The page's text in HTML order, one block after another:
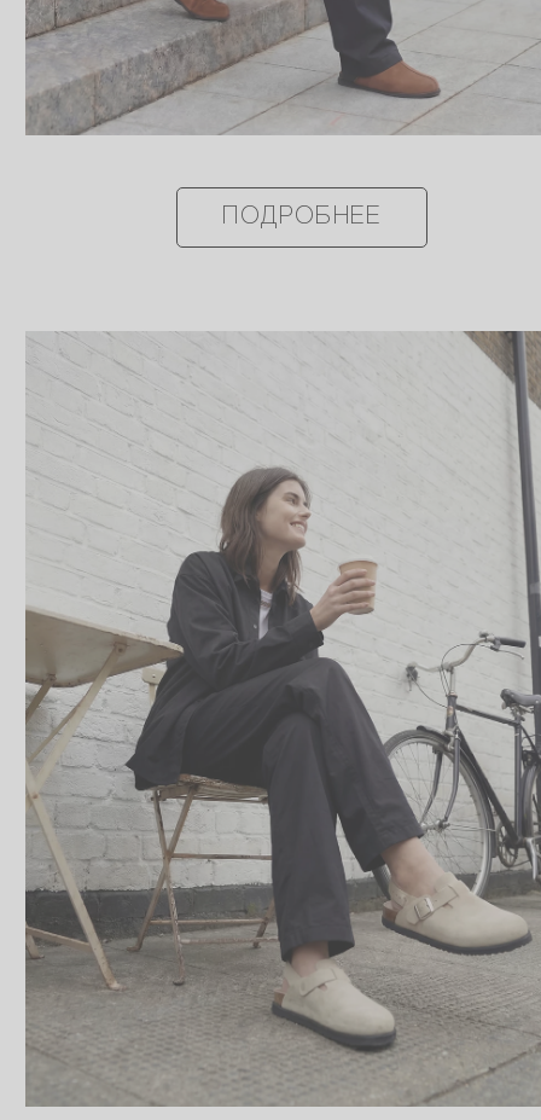
ПОДРОБНЕЕ